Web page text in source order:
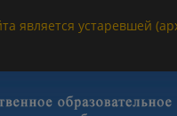
является устаревшей